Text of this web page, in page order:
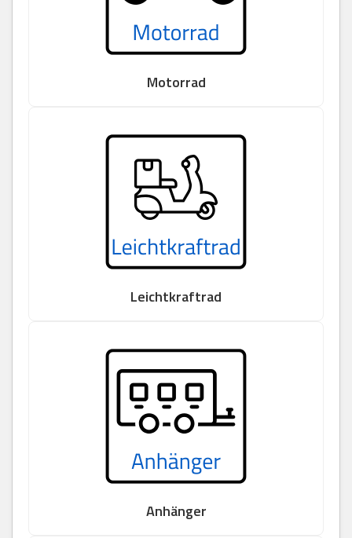
Motorrad
Leichtkraftrad
Anhänger